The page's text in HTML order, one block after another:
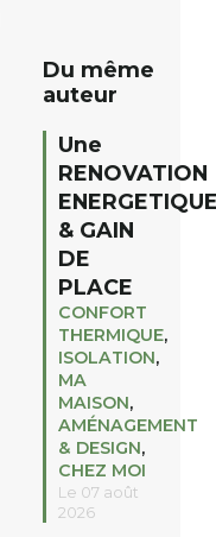
Du même
auteur
Une
RENOVATION
& GAIN
DE
PLACE
CONFORT
THERMIQUE,
ISOLATION,
MA
MAISON,
AMÉNAGEMENT
& DESIGN,
CHEZ MOI
Le 07 août
2026